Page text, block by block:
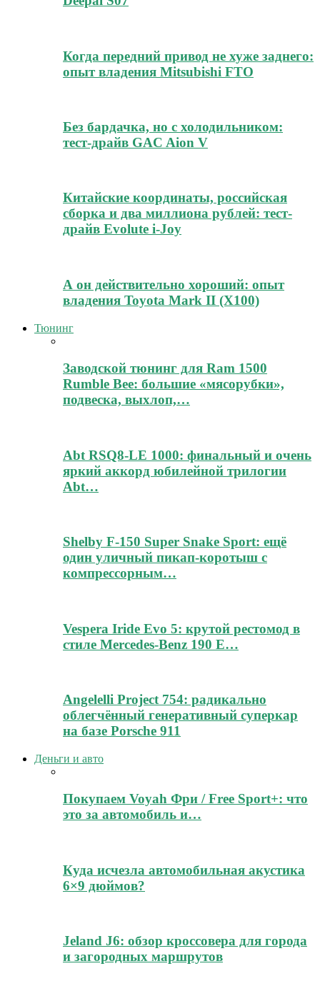
Когда передний привод не хуже заднего:
опыт владения Mitsubishi FTO
Без бардачка, но с холодильником:
тест-драйв GAC Aion V
Китайские координаты, российская
сборка и два миллиона рублей: тест-
драйв Evolute i-Joy
А он действительно хороший: опыт
владения Toyota Mark II (Х100)
Тюнинг
Заводской тюнинг для Ram 1500
Rumble Bee: большие «мясорубки»,
подвеска, выхлоп,…
Abt RSQ8-LE 1000: финальный и очень
яркий аккорд юбилейной трилогии
Abt…
Shelby F-150 Super Snake Sport: ещё
один уличный пикап-коротыш с
компрессорным…
Vespera Iride Evo 5: крутой рестомод в
стиле Mercedes-Benz 190 E…
Angelelli Project 754: радикально
облегчённый генеративный суперкар
на базе Porsche 911
Деньги и авто
Покупаем Voyah Фри / Free Sport+: что
это за автомобиль и…
Куда исчезла автомобильная акустика
6×9 дюймов?
Jeland J6: обзор кроссовера для города
и загородных маршрутов